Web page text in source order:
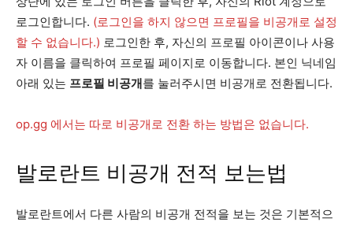
로그인합니다. (로그인을 하지 않으면 프로필을 비공개로 설정
할 수 없습니다.) 로그인한 후, 자신의 프로필 아이콘이나 사용
자 이름을 클릭하여 프로필 페이지로 이동합니다. 본인 닉네임
아래 있는 프로필 비공개를 눌러주시면 비공개로 전환됩니다.
op.gg 에서는 따로 비공개로 전환 하는 방법은 없습니다.
발로란트 비공개 전적 보는법
발로란트에서 다른 사람의 비공개 전적을 보는 것은 기본적으